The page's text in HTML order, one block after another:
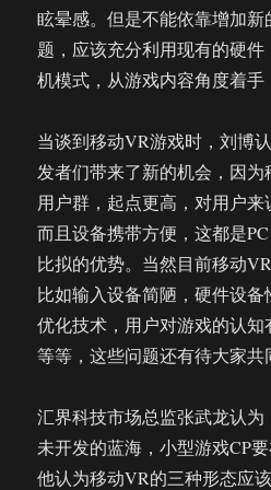
眩晕感。但是不能依靠增加
题，应该充分利用现有的硬
机模式，从游戏内容角度着手
当谈到移动VR游戏时，刘博
发者们带来了新的机会，因
用户群，起点更高，对用户来
而且设备携带方便，这都是
比拟的优势。当然目前移动
比如输入设备简陋，硬件设
优化技术，用户对游戏的认
等等，这些问题还有待大家共
汇界科技市场总监张武龙认
未开发的蓝海，小型游戏CP
他认为移动VR的三种形态应